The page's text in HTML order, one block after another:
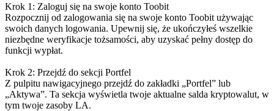
Krok 1: Zaloguj się na swoje konto Toobit
Rozpocznij od zalogowania się na swoje konto Toobit używając
swoich danych logowania. Upewnij się, że ukończyłeś wszelkie
niezbędne weryfikacje tożsamości, aby uzyskać pełny dostęp do
funkcji wypłat.
Krok 2: Przejdź do sekcji Portfel
Z pulpitu nawigacyjnego przejdź do zakładki „Portfel” lub
„Aktywa”. Ta sekcja wyświetla twoje aktualne salda kryptowalut, w
tym twoje zasoby LA.